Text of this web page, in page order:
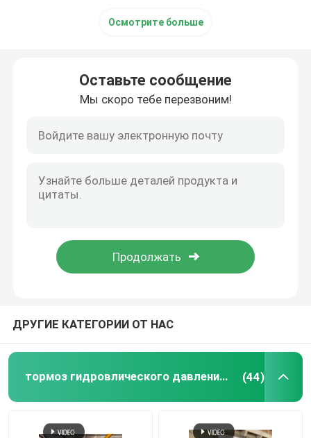
гидровлическая режа машина
Пескоструйная обработка машины
Лазерной резки с ЧПУ
Поляк выправляя машину
Робототехнический сварочный аппарат
горячего погружения гальванизировать
Осмотрите больше
Оставьте сообщение
Мы скоро тебе перезвоним!
ДРУГИЕ КАТЕГОРИИ ОТ НАС
тормоз гидровлического давления cnc (44)